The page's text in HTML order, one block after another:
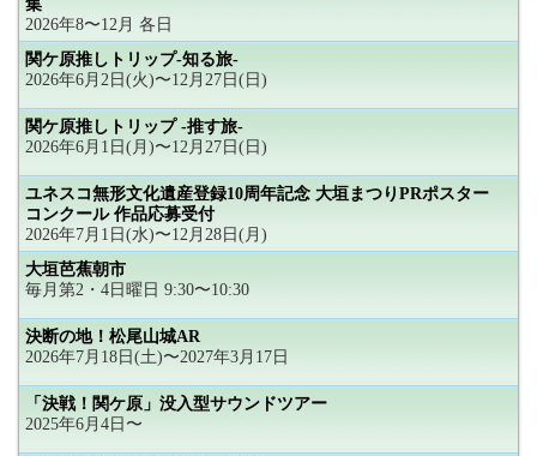
集
2026年8〜12月 各日
関ケ原推しトリップ-知る旅-
2026年6月2日(火)〜12月27日(日)
関ケ原推しトリップ -推す旅-
2026年6月1日(月)〜12月27日(日)
ユネスコ無形文化遺産登録10周年記念 大垣まつりPRポスター
コンクール 作品応募受付
2026年7月1日(水)〜12月28日(月)
大垣芭蕉朝市
毎月第2・4日曜日 9:30〜10:30
決断の地！松尾山城AR
2026年7月18日(土)〜2027年3月17日
「決戦！関ケ原」没入型サウンドツアー
2025年6月4日〜